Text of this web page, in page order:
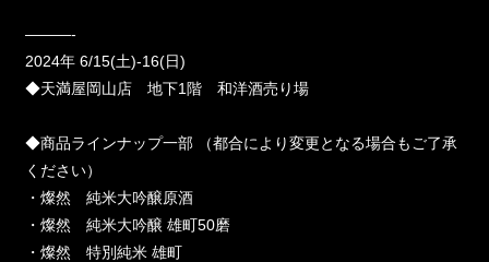
———-
2024年 6/15(土)-16(日)
◆天満屋岡山店 地下1階 和洋酒売り場
◆商品ラインナップ一部 （都合により変更となる場合もご了承
ください）
・燦然 純米大吟醸原酒
・燦然 純米大吟醸 雄町50磨
・燦然 特別純米 雄町